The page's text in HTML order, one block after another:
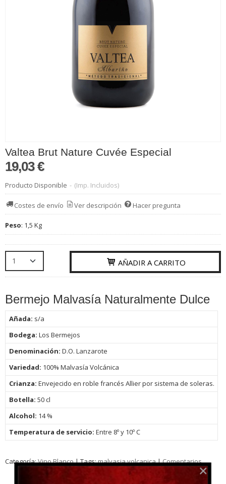
Valtea Brut Nature Cuvée Especial
19,03 €
Producto Disponible - (Imp. Incluidos)
Costes de envío Ver descripción Hacer pregunta
Peso: 1,5 Kg
AÑADIR A CARRITO
Bermejo Malvasía Naturalmente Dulce
Añada: s/a
Bodega: Los Bermejos
Denominación: D.O. Lanzarote
Variedad: 100% Malvasía Volcánica
Crianza: Envejecido en roble francés Allier por sistema de soleras.
Botella: 50cl
Alcohol: 14 %
Temperatura de servicio: Entre 8º y 10º C
Categoría:Vino Blanco|Tags:malvasia volcanica|Comentarios